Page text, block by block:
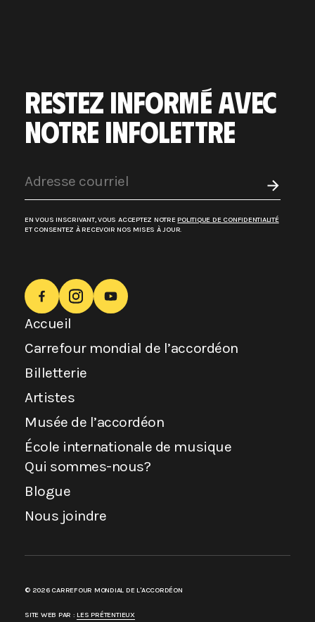
RESTEZ INFORMÉ AVEC
NOTRE INFOLETTRE
EN VOUS INSCRIVANT, VOUS ACCEPTEZ NOTRE POLITIQUE DE CONFIDENTIALITÉ
ET CONSENTEZ À RECEVOIR NOS MISES À JOUR.
Accueil
Carrefour mondial de l’accordéon
Billetterie
Artistes
Musée de l’accordéon
École internationale de musique
Qui sommes-nous?
Blogue
Nous joindre
© 2026 CARREFOUR MONDIAL DE L'ACCORDÉON
SITE WEB PAR : LES PRÉTENTIEUX